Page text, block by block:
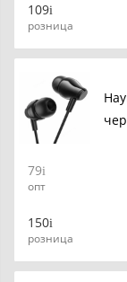
109
розница
79
опт
150
розница